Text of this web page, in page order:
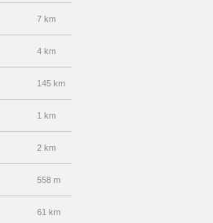
7 km
4 km
145 km
1 km
2 km
558 m
61 km